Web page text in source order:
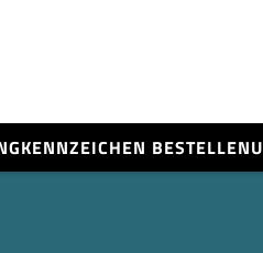
KENNZEICHEN BESTELLEN